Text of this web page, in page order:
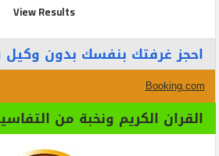
View Results
احجز غرفتك بنفسك بدون وكيل
Booking.com
القران الكريم ونخبة من